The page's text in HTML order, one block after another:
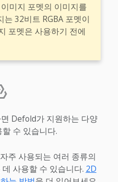
미지 포멧의 이미지를
는 32비트 RGBA 포멧이
포멧은 사용하기 전에
Defold가 지원하는 다양
수 있습니다.
주 사용되는 여러 종류의
사용할 수 있습니다. 2D